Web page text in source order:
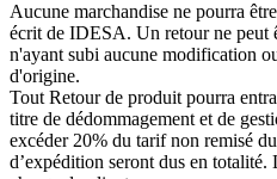
Aucune marchandise ne pourra
écrit de IDESA. Un retour ne peut
n'ayant subi aucune modification
d'origine.
Tout Retour de produit pourra
titre de dédommagement et de
excéder 20% du tarif non remisé
d’expédition seront dus en totalité.